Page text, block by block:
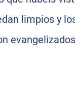
limpios y